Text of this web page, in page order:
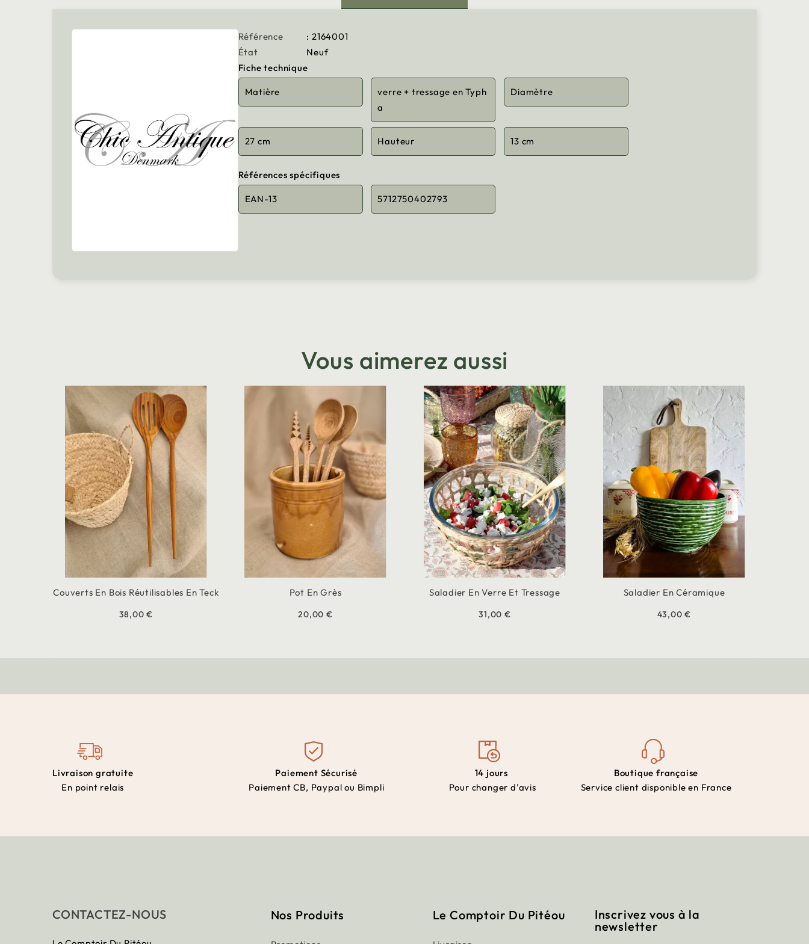
Référence
: 2164001
État
Neuf
Fiche technique
Matière
verre + tressage en Typh
a
Diamètre
27 cm Hauteur 13 cm
Références spécifiques
EAN-13 5712750402793
Vous aimerez aussi
Couverts En Bois Réutilisables En Teck
38,00 €
Pot En Grès
20,00 €
Saladier En Verre Et Tressage
31,00 €
Saladier En Céramique
43,00 €
Livraison gratuite
En point relais
Paiement Sécurisé
Paiement CB, Paypal ou Bimpli
14 jours
Pour changer d'avis
Boutique française
Service client disponible en France
CONTACTEZ-NOUS Nos Produits Le Comptoir Du Pitéou
Inscrivez vous à la
newsletter